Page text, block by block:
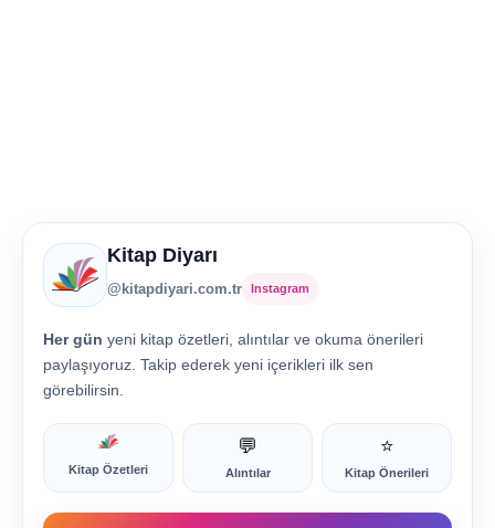
Kitap Diyarı
@kitapdiyari.com.tr Instagram
Her gün yeni kitap özetleri, alıntılar ve okuma önerileri
paylaşıyoruz. Takip ederek yeni içerikleri ilk sen
görebilirsin.
Kitap Özetleri
💬
Alıntılar
⭐
Kitap Önerileri